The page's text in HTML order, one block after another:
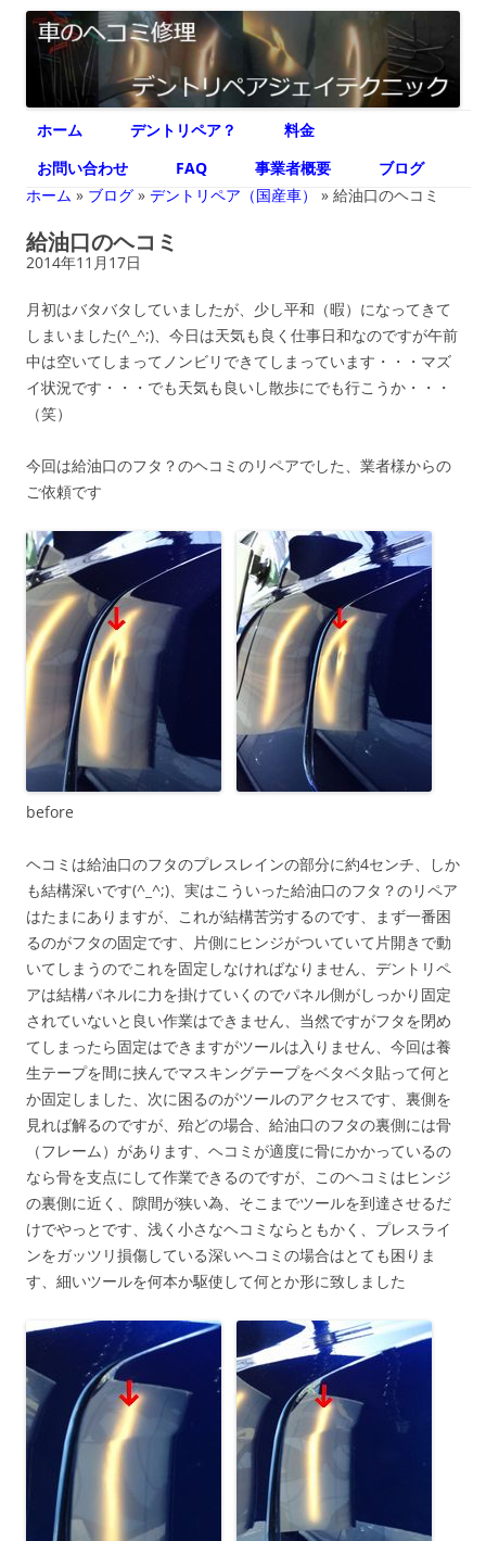
デントリペア ジェイテクニック
車のヘコミ修理専門 神奈川県横浜市 デントリペア ジェイテクニック
ン
ツ
へ
ス
ホーム デントリペア？
料金
お問い合わせ
FAQ 事業者概要
ブログ
ホーム » ブログ » デントリペア（国産車） » 給油口のヘコミ
給油口のヘコミ
2014年11月17日
月初はバタバタしていましたが、少し平和（暇）になってきて
しまいました(^_^;)、今日は天気も良く仕事日和なのですが午前
中は空いてしまってノンビリできてしまっています・・・マズ
イ状況です・・・でも天気も良いし散歩にでも行こうか・・・
（笑）
今回は給油口のフタ？のヘコミのリペアでした、業者様からの
ご依頼です
before
ヘコミは給油口のフタのプレスレインの部分に約4センチ、しか
も結構深いです(^_^;)、実はこういった給油口のフタ？のリペア
はたまにありますが、これが結構苦労するのです、まず一番困
るのがフタの固定です、片側にヒンジがついていて片開きで動
いてしまうのでこれを固定しなければなりません、デントリペ
アは結構パネルに力を掛けていくのでパネル側がしっかり固定
されていないと良い作業はできません、当然ですがフタを閉め
てしまったら固定はできますがツールは入りません、今回は養
生テープを間に挟んでマスキングテープをベタベタ貼って何と
か固定しました、次に困るのがツールのアクセスです、裏側を
見れば解るのですが、殆どの場合、給油口のフタの裏側には骨
（フレーム）があります、ヘコミが適度に骨にかかっているの
なら骨を支点にして作業できるのですが、このヘコミはヒンジ
の裏側に近く、隙間が狭い為、そこまでツールを到達させるだ
けでやっとです、浅く小さなヘコミならともかく、プレスライ
ンをガッツリ損傷している深いヘコミの場合はとても困りま
す、細いツールを何本か駆使して何とか形に致しました